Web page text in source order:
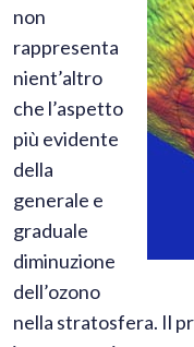
non
rappresenta
nient’altro
che l’aspetto
più evidente
della
generale e
graduale
diminuzione
dell’ozono
nella stratosfera. Il